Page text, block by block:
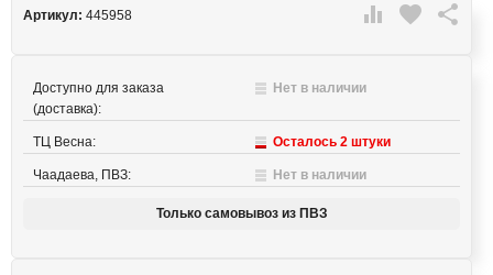
 favorite 
Артикул: 445958
Доступно для заказа
(доставка):
Нет в наличии
ТЦ Весна: Осталось 2 штуки
Чаадаева, ПВЗ: Нет в наличии
Только самовывоз из ПВЗ